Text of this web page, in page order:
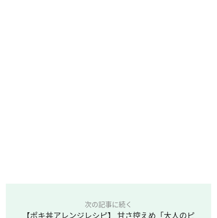
次の記事に続く
【ポキ丼アレンジレシピ】 甘さ控えめ「大人のピ